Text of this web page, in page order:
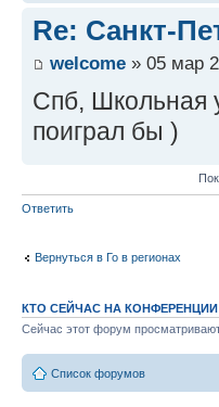
Re: Санкт-
welcome » 05 мар
Спб, Школьная
поиграл бы )
Ответить
Вернуться в Го в регионах
КТО СЕЙЧАС НА КОНФЕРЕНЦИИ
Сейчас этот форум
Список форумов